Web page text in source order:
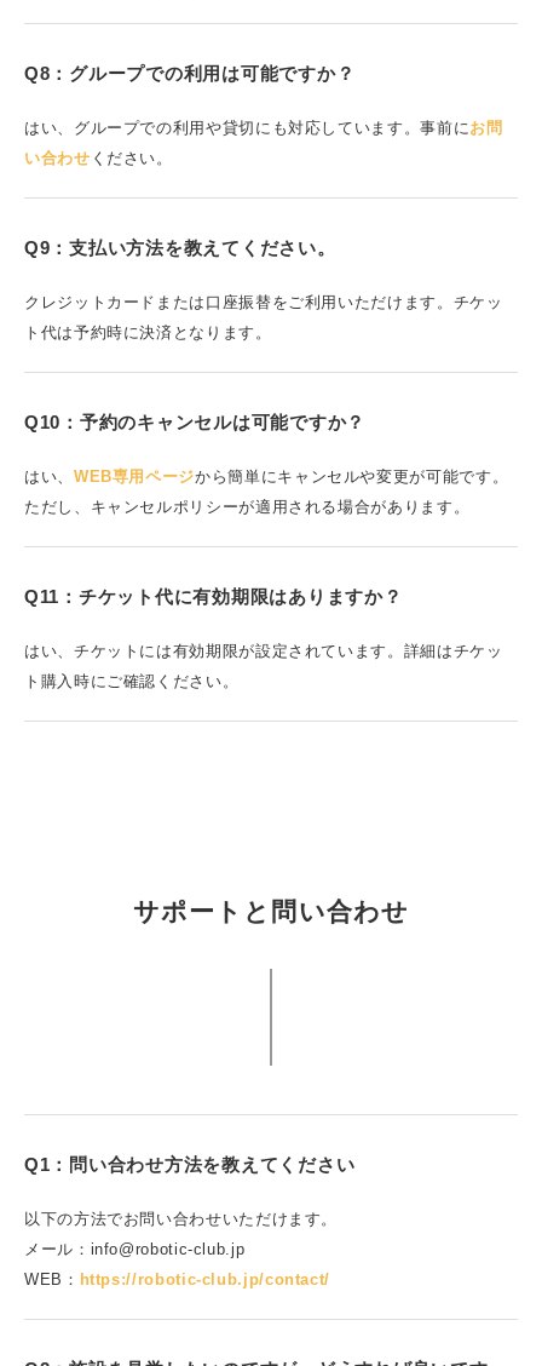
Q8：グループでの利用は可能ですか？
はい、グループでの利用や貸切にも対応しています。事前にお問
い合わせ ください。
Q9：支払い方法を教えてください。
クレジットカードまたは口座振替をご利用いただけます。チケッ
ト代は予約時に決済となります。
Q10：予約のキャンセルは可能ですか？
はい、 WEB専用ページから簡単にキャンセルや変更が可能です。
ただし、キャンセルポリシーが適用される場合があります。
Q11：チケット代に有効期限はありますか？
はい、チケットには有効期限が設定されています。詳細はチケッ
ト購入時にご確認ください。
サポートと問い合わせ
Q1：問い合わせ方法を教えてください
以下の方法でお問い合わせいただけます。
メール：info@robotic-club.jp
WEB： https://robotic-club.jp/contact/